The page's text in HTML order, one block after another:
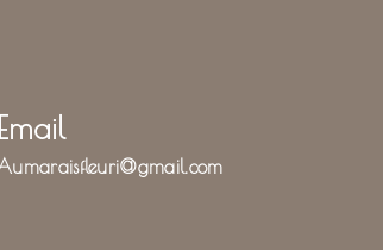
Email
aumaraisfleuri@gmail.com